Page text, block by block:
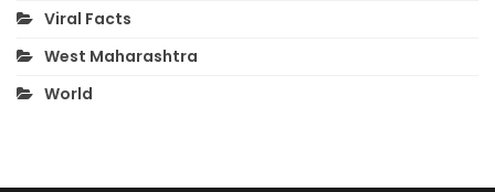
Viral Facts
West Maharashtra
World